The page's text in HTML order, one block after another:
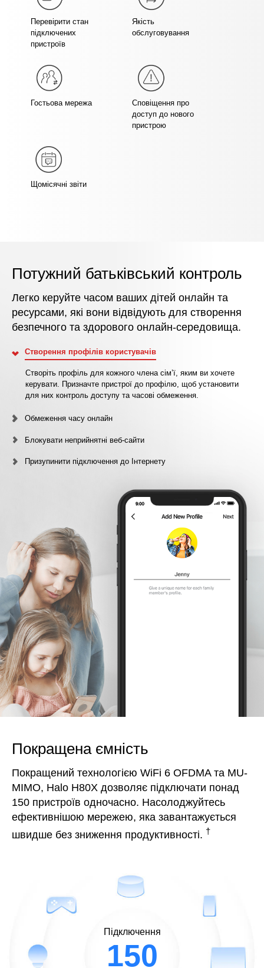
Перевірити стан
підключених
пристроїв
Якість
обслуговування
Гостьова мережа
Сповіщення про
доступ до нового
пристрою
Щомісячні звіти
Потужний батьківський контроль
Легко керуйте часом ваших дітей онлайн та
ресурсами, які вони відвідують для створення
безпечного та здорового онлайн-середовища.
Створення профілів користувачів
Створіть профіль для кожного члена сім’ї, яким ви хочете
керувати. Призначте пристрої до профілю, щоб установити
для них контроль доступу та часові обмеження.
Обмеження часу онлайн
Блокувати неприйнятні веб-сайти
Призупинити підключення до Інтернету
Покращена ємність
Покращений технологією WiFi 6 OFDMA та MU-
MIMO, Halo H80X дозволяє підключати понад
150 пристроїв одночасно. Насолоджуйтесь
ефективнішою мережею, яка завантажується
швидше без зниження продуктивності. †
Підключення
150